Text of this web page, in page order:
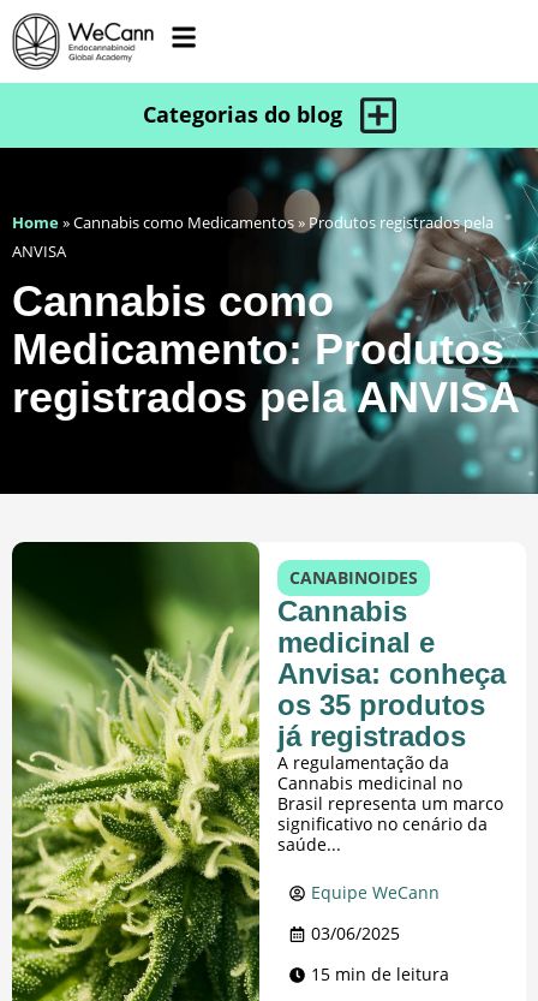
Home»Cannabis como Medicamentos» Produtos registrados pela
ANVISA
Cannabis como
Medicamento: Produtos
registrados pela ANVISA
CANABINOIDES
Cannabis
medicinal e
Anvisa: conheça
os 35 produtos
já registrados
A regulamentação da
Cannabis medicinal no
Brasil representa um marco
significativo no cenário da
saúde...
Equipe WeCann
03/06/2025
15 min de leitura